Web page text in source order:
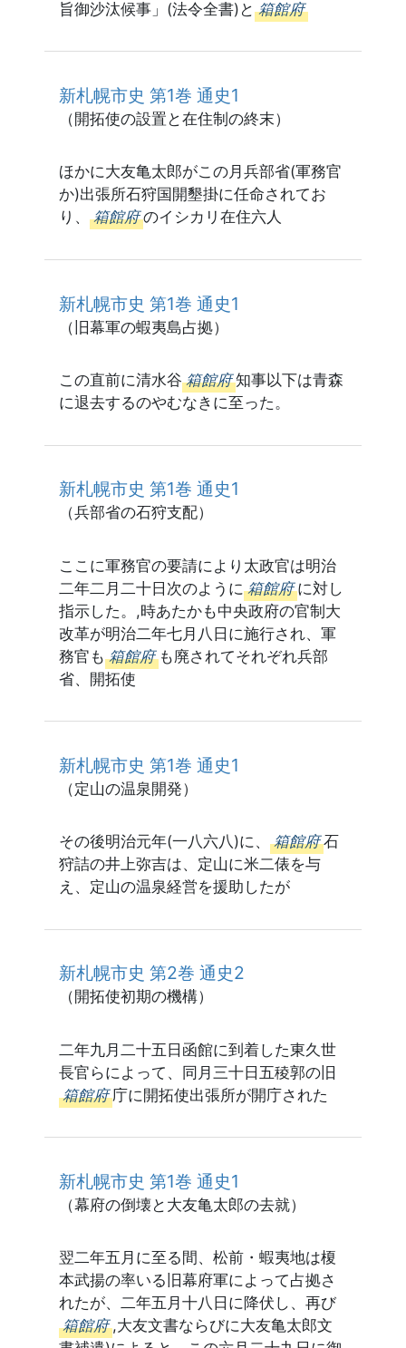
旨御沙汰候事」(法令全書)と 箱館府
新札幌市史 第1巻 通史1
（開拓使の設置と在住制の終末）
ほかに大友亀太郎がこの月兵部省(軍務官
か)出張所石狩国開墾掛に任命されてお
り、 箱館府 のイシカリ在住六人
新札幌市史 第1巻 通史1
（旧幕軍の蝦夷島占拠）
この直前に清水谷 箱館府 知事以下は青森
に退去するのやむなきに至った。
新札幌市史 第1巻 通史1
（兵部省の石狩支配）
ここに軍務官の要請により太政官は明治
二年二月二十日次のように 箱館府 に対し
指示した。,時あたかも中央政府の官制大
改革が明治二年七月八日に施行され、軍
務官も 箱館府 も廃されてそれぞれ兵部
省、開拓使
新札幌市史 第1巻 通史1
（定山の温泉開発）
その後明治元年(一八六八)に、 箱館府 石
狩詰の井上弥吉は、定山に米二俵を与
え、定山の温泉経営を援助したが
新札幌市史 第2巻 通史2
（開拓使初期の機構）
二年九月二十五日函館に到着した東久世
長官らによって、同月三十日五稜郭の旧
箱館府 庁に開拓使出張所が開庁された
新札幌市史 第1巻 通史1
（幕府の倒壊と大友亀太郎の去就）
翌二年五月に至る間、松前・蝦夷地は榎
本武揚の率いる旧幕府軍によって占拠さ
れたが、二年五月十八日に降伏し、再び
箱館府 ,大友文書ならびに大友亀太郎文